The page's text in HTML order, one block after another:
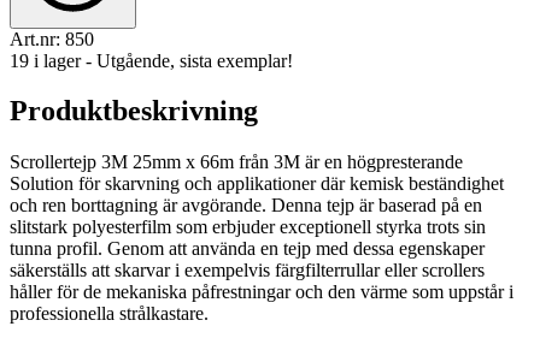
Art.nr: 850
19 i lager - Utgående, sista exemplar!
Produktbeskrivning
Scrollertejp 3M 25mm x 66m från 3M är en högpresterande
Solution för skarvning och applikationer där kemisk beständighet
och ren borttagning är avgörande. Denna tejp är baserad på en
slitstark polyesterfilm som erbjuder exceptionell styrka trots sin
tunna profil. Genom att använda en tejp med dessa egenskaper
säkerställs att skarvar i exempelvis färgfilterrullar eller scrollers
håller för de mekaniska påfrestningar och den värme som uppstår i
professionella strålkastare.